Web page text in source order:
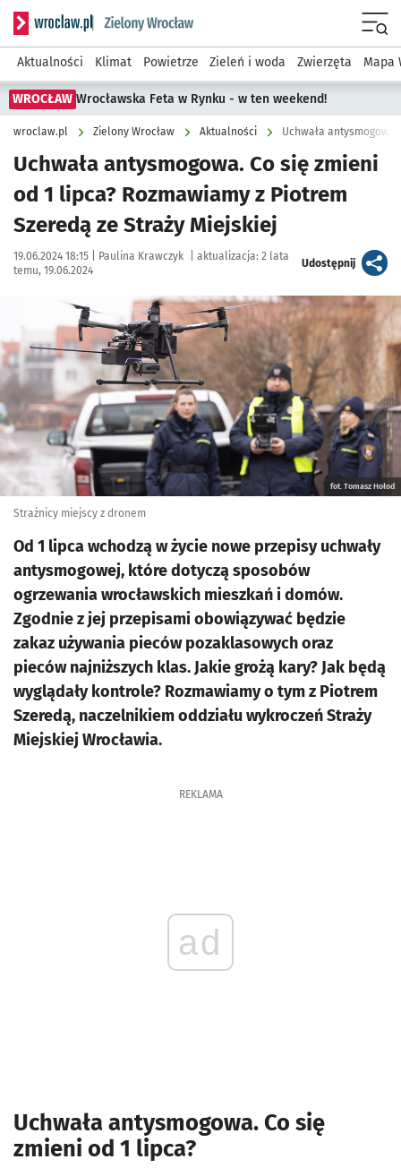
Serwis informacyjny wroclaw.pl podserwis: Środowisko we
Aktualności Klimat Powietrze Zieleń i woda Zwierzęta Mapa
WROCŁAW Wrocławska Feta w Rynku - w ten weekend!
wroclaw.pl Zielony Wrocław Aktualności Uchwała
Uchwała antysmogowa. Co się zmieni
od 1 lipca? Rozmawiamy z Piotrem
Szeredą ze Straży Miejskiej
Data publikacji:
19.06.2024 18:15 | Autor:
Paulina Krawczyk aktualizacja: 2 lata
temu, 19.06.2024
Udostępnijartykuł
Kliknij, aby powiększyć
fot. Tomasz Hołod
Strażnicy miejscy z dronem
Od 1 lipca wchodzą w życie nowe przepisy uchwały
antysmogowej, które dotyczą sposobów
ogrzewania wrocławskich mieszkań i domów.
Zgodnie z jej przepisami obowiązywać będzie
zakaz używania pieców pozaklasowych oraz
pieców najniższych klas. Jakie grożą kary? Jak będą
wyglądały kontrole? Rozmawiamy o tym z Piotrem
Szeredą, naczelnikiem oddziału wykroczeń Straży
Miejskiej Wrocławia.
REKLAMA
ad
Uchwała antysmogowa. Co się
zmieni od 1 lipca?